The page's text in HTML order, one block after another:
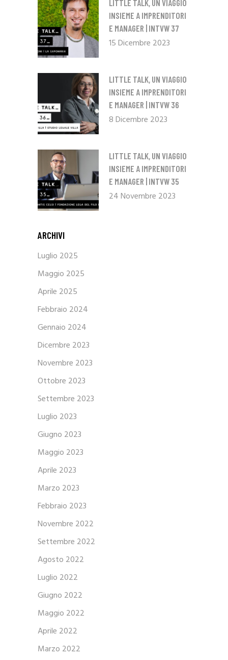
LITTLE TALK, UN VIAGGIO
INSIEME A IMPRENDITORI
E MANAGER | INTVW 37
15 Dicembre 2023
LITTLE TALK, UN VIAGGIO
INSIEME A IMPRENDITORI
E MANAGER | INTVW 36
8 Dicembre 2023
LITTLE TALK, UN VIAGGIO
INSIEME A IMPRENDITORI
E MANAGER | INTVW 35
24 Novembre 2023
ARCHIVI
Luglio 2025
Maggio 2025
Aprile 2025
Febbraio 2024
Gennaio 2024
Dicembre 2023
Novembre 2023
Ottobre 2023
Settembre 2023
Luglio 2023
Giugno 2023
Maggio 2023
Aprile 2023
Marzo 2023
Febbraio 2023
Novembre 2022
Settembre 2022
Agosto 2022
Luglio 2022
Giugno 2022
Maggio 2022
Aprile 2022
Marzo 2022